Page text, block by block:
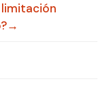
limitación